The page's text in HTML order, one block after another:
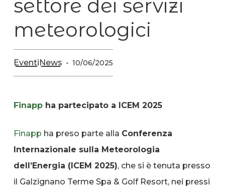
settore dei servizi
meteorologici
EventiNews 10/06/2025
Finappha partecipato a ICEM 2025
Finapp ha preso parte alla Conferenza
Internazionale sulla Meteorologia
dell’Energia (ICEM 2025), che si è tenuta presso
il Galzignano Terme Spa & Golf Resort, nei pressi